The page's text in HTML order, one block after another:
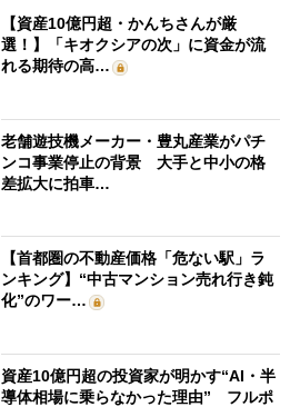
【資産10億円超・かんちさんが厳
選！】「キオクシアの次」に資金が流
れる期待の高…
老舗遊技機メーカー・豊丸産業がパチ
ンコ事業停止の背景 大手と中小の格
差拡大に拍車…
【首都圏の不動産価格「危ない駅」ラ
ンキング】“中古マンション売れ行き鈍
化”のワー…
資産10億円超の投資家が明かす“AI・半
導体相場に乗らなかった理由” フルポ